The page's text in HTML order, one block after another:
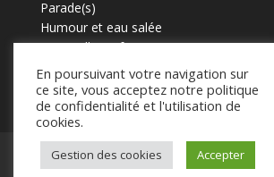
Parade(s)
Humour et eau salée
Marmaille en fugues
Mentions légales Contact
En poursuivant votre navigation sur
ce site, vous acceptez notre politique
de confidentialité et l'utilisation de
cookies.
Gestion des cookies Accepter